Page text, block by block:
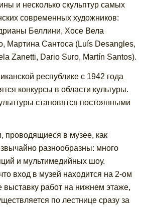
и несколько скульптур самых
современных художников:
Беллини, Хосе Вела
Мартина Сантоса (Luís Desangles,
Zanetti, Dario Suro, Martín Santos).
республике с 1942 года
конкурсы в области культуры.
становятся постоянными
проводящиеся в музее, как
разнообразны: много
и мультимедийных шоу.
вход в музей находится на 2-ом
выставку работ на нижнем этаже,
по лестнице сразу за